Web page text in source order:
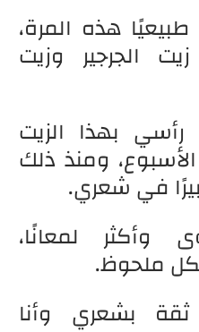
هذه المرة،
الجرجير وزيت
بهذا الزيت
ومنذ ذلك
في شعري.
لمعانًا،
ملحوظ.
بشعري وأنا